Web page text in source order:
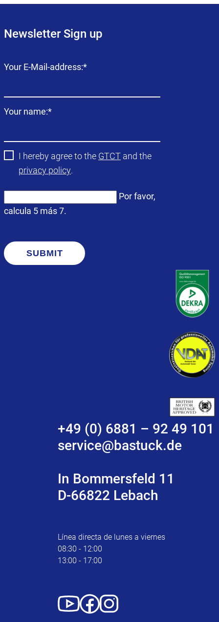
Newsletter Sign up
Campo
Your E-Mail-address:*
Campo
Your name:*
I hereby agree to the GTCT and the
privacy policy.
Por favor,
calcula 5 más 7.
SUBMIT
+49 (0) 6881 – 92 49 101
service@bastuck.de
In Bommersfeld 11
D-66822 Lebach
Línea directa de lunes a viernes
08:30 - 12:00
13:00 - 17:00